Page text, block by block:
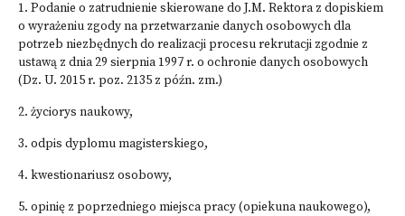
1. Podanie o zatrudnienie skierowane do J.M. Rektora z dopiskiem
o wyrażeniu zgody na przetwarzanie danych osobowych dla
potrzeb niezbędnych do realizacji procesu rekrutacji zgodnie z
ustawą z dnia 29 sierpnia 1997 r. o ochronie danych osobowych
(Dz. U. 2015 r. poz. 2135 z późn. zm.)
2. życiorys naukowy,
3. odpis dyplomu magisterskiego,
4. kwestionariusz osobowy,
5. opinię z poprzedniego miejsca pracy (opiekuna naukowego),